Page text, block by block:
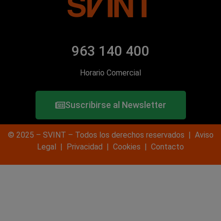
963 140 400
Horario Comercial
Suscribirse al Newsletter
© 2025 – SVINT – Todos los derechos reservados | Aviso
Legal | Privacidad | Cookies | Contacto